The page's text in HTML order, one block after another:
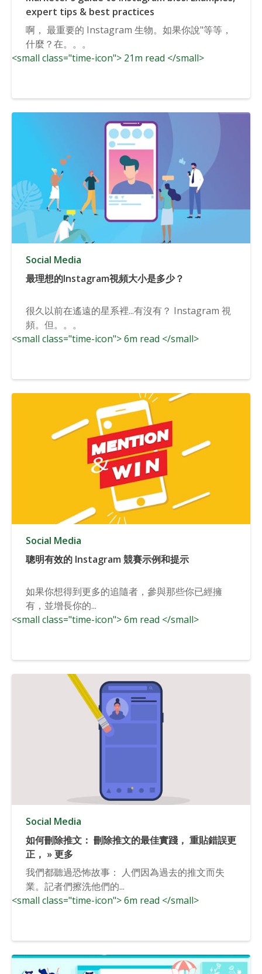
expert tips & best practices
啊， 最重要的 Instagram 生物。如果你說"等等，
什麼？在。。。
<small class="time-icon"> 21m read </small>
Social Media
最理想的Instagram視頻大小是多少？
很久以前在遙遠的星系裡...有沒有？ Instagram 視
頻。但。。。
<small class="time-icon"> 6m read </small>
Social Media
聰明有效的 Instagram 競賽示例和提示
如果你想得到更多的追隨者，參與那些你已經擁
有，並增長你的...
<small class="time-icon"> 6m read </small>
Social Media
如何刪除推文： 刪除推文的最佳實踐， 重貼錯誤更
正， » 更多
我們都聽過恐怖故事： 人們因為過去的推文而失
業。記者們擦洗他們的...
<small class="time-icon"> 6m read </small>